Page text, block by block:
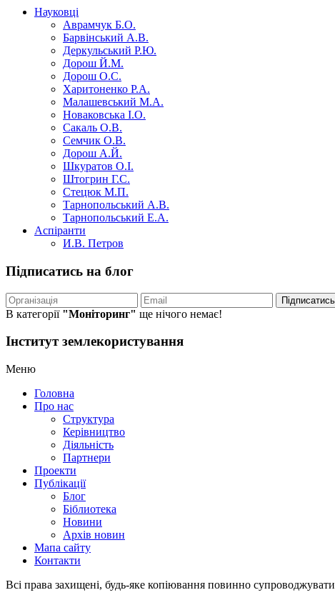
Науковці
Аврамчук Б.О.
Барвінський А.В.
Деркульський Р.Ю.
Дорош Й.М.
Дорош О.С.
Харитоненко Р.А.
Малашевський М.А.
Новаковська І.О.
Сакаль О.В.
Семчик О.В.
Дорош А.Й.
Шкуратов О.І.
Штогрин Г.С.
Стецюк М.П.
Тарнопольський А.В.
Тарнопольський Е.А.
Аспіранти
И.В. Петров
Підписатись на блог
Підписатись
В категорії "Моніторинг" ще нічого немає!
Інститут землекористування
Меню
Головна
Про нас
Структура
Керівництво
Діяльність
Партнери
Проекти
Публікації
Блог
Біблиотека
Новини
Архів новин
Мапа сайту
Контакти
Всі права захищені, будь-яке копіювання повинно